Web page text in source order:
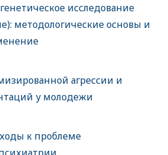
исследование
методологические основы и
агрессии и
у молодежи
к проблеме